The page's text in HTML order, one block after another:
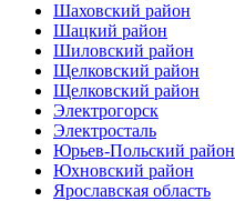
Шаховский район
Шацкий район
Шиловский район
Щелковский район
Щелковский район
Электрогорск
Электросталь
Юрьев-Польский район
Юхновский район
Ярославская область